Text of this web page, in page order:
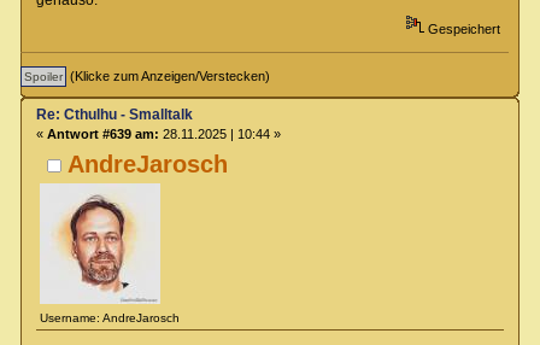
Gespeichert
(Klicke zum Anzeigen/Verstecken)
AndreJarosch
Username: AndreJarosch
Re: Cthulhu - Smalltalk
« Antwort #639 am: 28.11.2025 | 10:44 »